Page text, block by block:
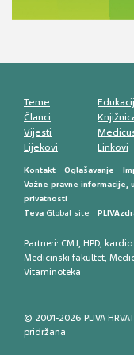
smetnji do
Teme
Članci
Vijesti
Lijekovi
Linkovi
Kontakt Oglašavanje
Važne pravne
privatnosti
Teva Global site
Partneri: CMJ, HPD,
Medicinski fakultet,
Vitaminoteka
© 2001-2026 PLIVA
pridržana